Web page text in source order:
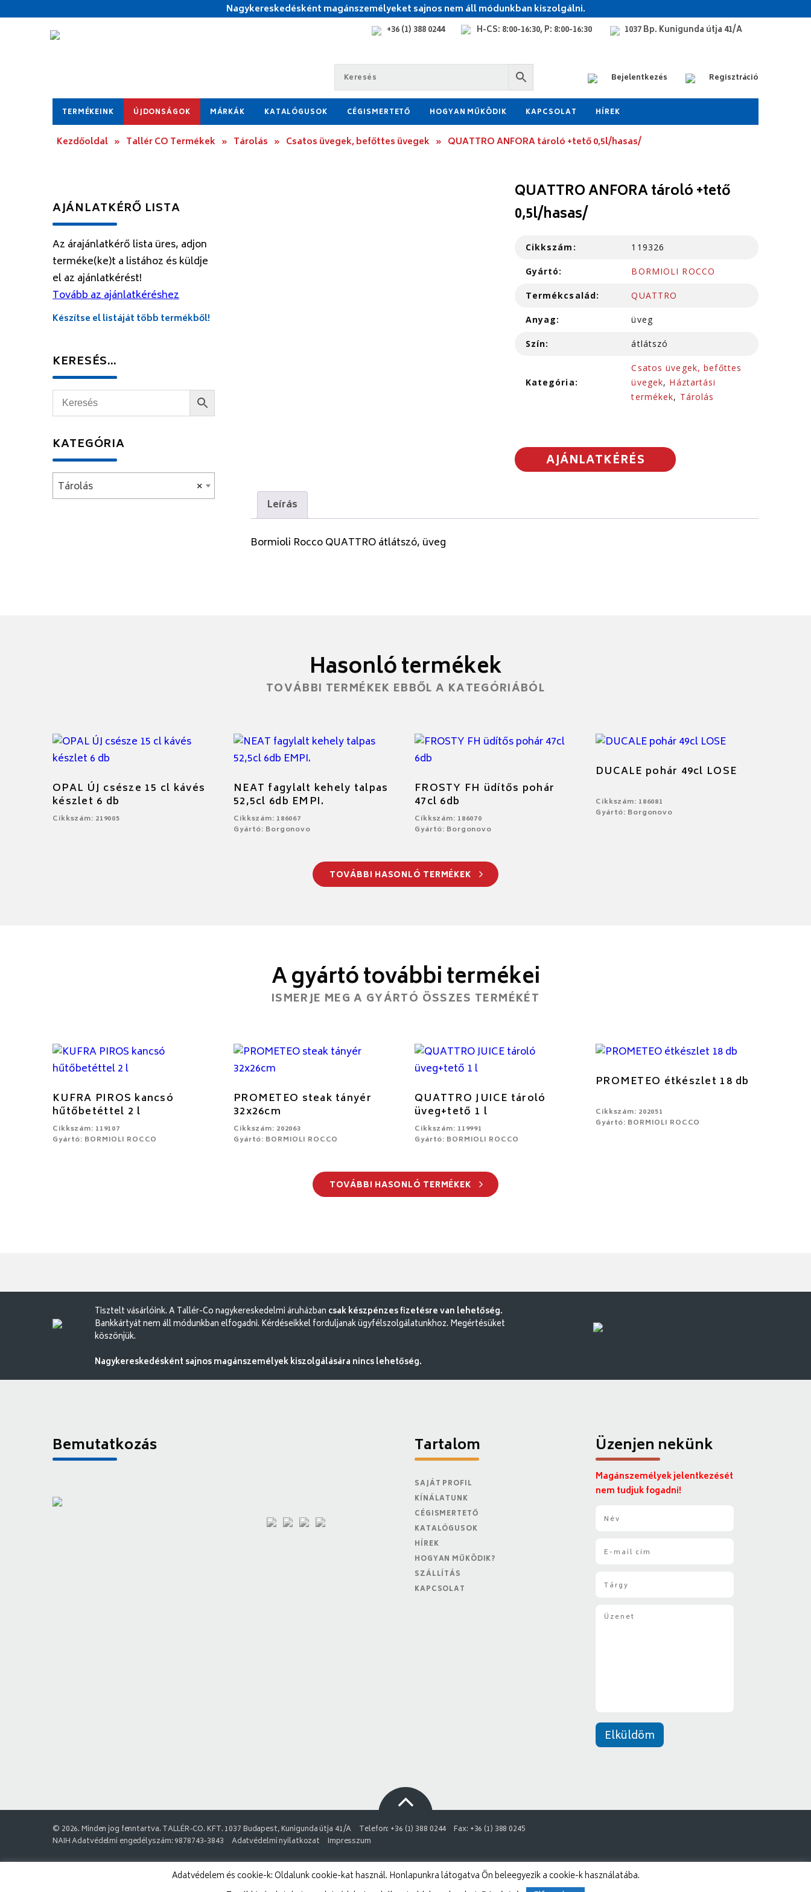
Nagykereskedésként magánszemélyeket sajnos nem áll módunkban kiszolgálni.
+36 (1) 388 0244 H-CS: 8:00-16:30, P: 8:00-16:30 1037 Bp. Kunigunda útja 41/A
Bejelentkezés Regisztráció
TERMÉKEINK ÚJDONSÁGOK MÁRKÁK KATALÓGUSOK CÉGISMERTETŐ HOGYAN MŰKÖDIK KAPCSOLAT HÍREK
Kezdőoldal » Tallér CO Termékek » Tárolás » Csatos üvegek, befőttes üvegek » QUATTRO ANFORA tároló +tető 0,5l/hasas/
QUATTRO ANFORA tároló +tető
0,5l/hasas/
Cikkszám: 119326
Gyártó: BORMIOLI ROCCO
Termékcsalád: QUATTRO
Anyag: üveg
Szín: átlátszó
Kategória:
Csatos üvegek, befőttes
üvegek, Háztartási
termékek, Tárolás
AJÁNLATKÉRÉS
Leírás
Bormioli Rocco QUATTRO átlátszó, üveg
AJÁNLATKÉRŐ LISTA
Az árajánlatkérő lista üres, adjon
terméke(ke)t a listához és küldje
el az ajánlatkérést!
Tovább az ajánlatkéréshez
Készítse el listáját több termékből!
KERESÉS…
KATEGÓRIA
×
Tárolás
Hasonló termékek
TOVÁBBI TERMÉKEK EBBŐL A KATEGÓRIÁBÓL
OPAL ÚJ csésze 15 cl kávés
készlet 6 db
Cikkszám: 219005
NEAT fagylalt kehely talpas
52,5cl 6db EMPI.
Cikkszám: 186067
Gyártó: Borgonovo
FROSTY FH üdítős pohár
47cl 6db
Cikkszám: 186070
Gyártó: Borgonovo
DUCALE pohár 49cl LOSE
Cikkszám: 186081
Gyártó: Borgonovo
TOVÁBBI HASONLÓ TERMÉKEK
A gyártó további termékei
ISMERJE MEG A GYÁRTÓ ÖSSZES TERMÉKÉT
KUFRA PIROS kancsó
hűtőbetéttel 2 l
Cikkszám: 119107
Gyártó: BORMIOLI ROCCO
PROMETEO steak tányér
32x26cm
Cikkszám: 202063
Gyártó: BORMIOLI ROCCO
QUATTRO JUICE tároló
üveg+tető 1 l
Cikkszám: 119991
Gyártó: BORMIOLI ROCCO
PROMETEO étkészlet 18 db
Cikkszám: 202051
Gyártó: BORMIOLI ROCCO
TOVÁBBI HASONLÓ TERMÉKEK
Tisztelt vásárlóink. A Tallér-Co nagykereskedelmi áruházban csak készpénzes fizetésre van lehetőség.
Bankkártyát nem áll módunkban elfogadni. Kérdéseikkel forduljanak ügyfélszolgálatunkhoz. Megértésüket
köszönjük.
Nagykereskedésként sajnos magánszemélyek kiszolgálására nincs lehetőség.
Bemutatkozás Tartalom
SAJÁT PROFIL
KÍNÁLATUNK
CÉGISMERTETŐ
KATALÓGUSOK
HÍREK
HOGYAN MŰKÖDIK?
SZÁLLÍTÁS
KAPCSOLAT
Üzenjen nekünk
Magánszemélyek jelentkezését
nem tudjuk fogadni!
Elküldöm
© 2026. Minden jog fenntartva. TALLÉR-CO. KFT. 1037 Budapest, Kunigunda útja 41/A Telefon: +36 (1) 388 0244
Fax: +36 (1) 388 0245
NAIH Adatvédelmi engedélyszám: 9878743-3843
Adatvédelmi nyilatkozat Impresszum
Adatvédelem és cookie-k: Oldalunk cookie-kat használ. Honlapunkra látogatva Ön beleegyezik a cookie-k használatába.